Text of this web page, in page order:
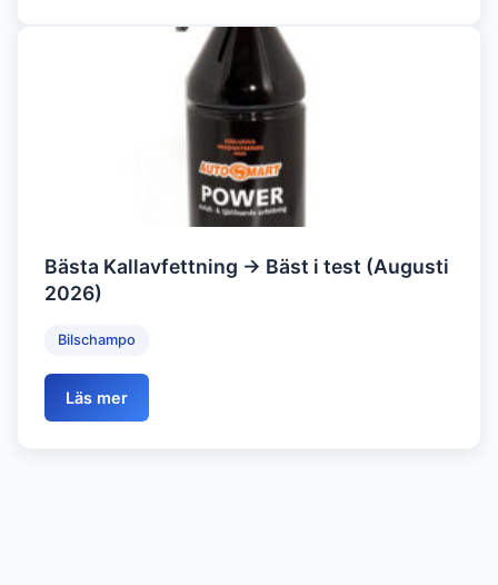
Bästa Kallavfettning → Bäst i test (Augusti
2026)
Bilschampo
Läs mer